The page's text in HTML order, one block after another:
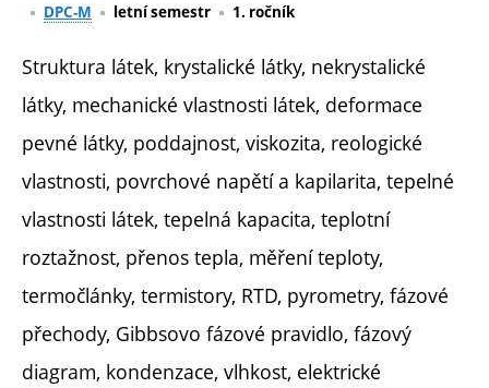
DPC-M
letní semestr 1. ročník
Struktura látek, krystalické látky, nekrystalické
látky, mechanické vlastnosti látek, deformace
pevné látky, poddajnost, viskozita, reologické
vlastnosti, povrchové napětí a kapilarita, tepelné
vlastnosti látek, tepelná kapacita, teplotní
roztažnost, přenos tepla, měření teploty,
termočlánky, termistory, RTD, pyrometry, fázové
přechody, Gibbsovo fázové pravidlo, fázový
diagram, kondenzace, vlhkost, elektrické